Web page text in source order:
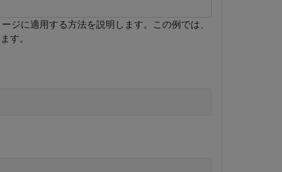
ジに適用する方法を説明します。この例では、
す。